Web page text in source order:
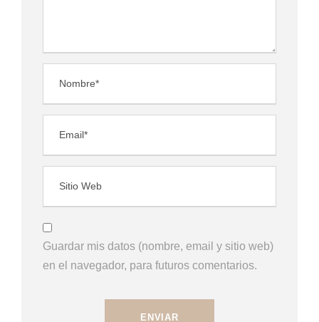
Guardar mis datos (nombre, email y sitio web)
en el navegador, para futuros comentarios.